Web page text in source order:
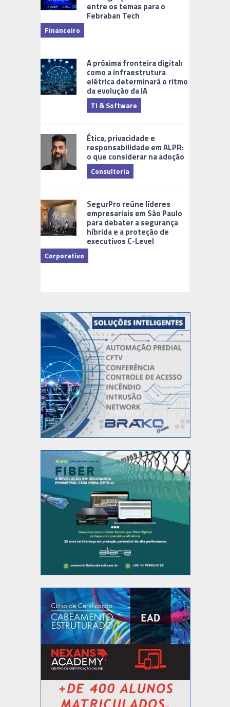
entre os temas para o
Febraban Tech
Financeiro
A próxima fronteira digital:
como a infraestrutura
elétrica determinará o ritmo
da evolução da IA
TI & Software
Ética, privacidade e
responsabilidade em ALPR:
o que considerar na adoção
Consultoria
SegurPro reúne líderes
empresariais em São Paulo
para debater a segurança
híbrida e a proteção de
executivos C-Level
Corporativo